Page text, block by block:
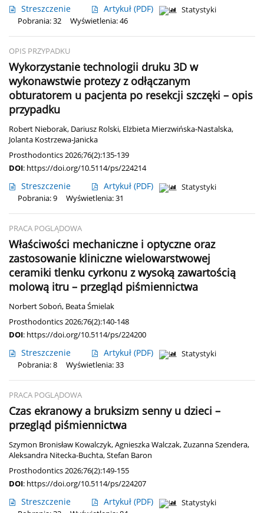
Streszczenie Artykuł (PDF)
Statystyki
Pobrania: 32
Wyświetlenia: 46
OPIS PRZYPADKU
Wykorzystanie technologii druku 3D w
wykonawstwie protezy z odłączanym
obturatorem u pacjenta po resekcji szczęki – opis
przypadku
Robert Nieborak, Dariusz Rolski, Elżbieta Mierzwińska-Nastalska,
Jolanta Kostrzewa-Janicka
Prosthodontics 2026;76(2):135-139
DOI: https://doi.org/10.5114/ps/224214
Streszczenie Artykuł (PDF)
Statystyki
Pobrania: 9
Wyświetlenia: 31
PRACA POGLĄDOWA
Właściwości mechaniczne i optyczne oraz
zastosowanie kliniczne wielowarstwowej
ceramiki tlenku cyrkonu z wysoką zawartością
molową itru – przegląd piśmiennictwa
Norbert Soboń, Beata Śmielak
Prosthodontics 2026;76(2):140-148
DOI: https://doi.org/10.5114/ps/224200
Streszczenie Artykuł (PDF)
Statystyki
Pobrania: 8
Wyświetlenia: 33
PRACA POGLĄDOWA
Czas ekranowy a bruksizm senny u dzieci –
przegląd piśmiennictwa
Szymon Bronisław Kowalczyk,Agnieszka Walczak,Zuzanna Szendera,
Aleksandra Nitecka-Buchta,Stefan Baron
Prosthodontics 2026;76(2):149-155
DOI: https://doi.org/10.5114/ps/224207
Streszczenie Artykuł (PDF)
Statystyki